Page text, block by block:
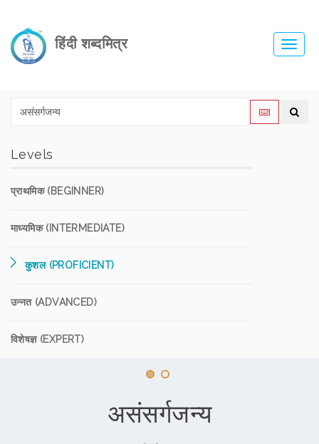
हिंदी शब्दमित्र
Levels
प्राथमिक (BEGINNER)
माध्यमिक (INTERMEDIATE)
कुशल (PROFICIENT)
उन्नत (ADVANCED)
विशेषज्ञ (EXPERT)
असंसर्गजन्य